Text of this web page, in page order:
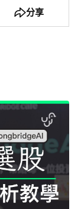
分享